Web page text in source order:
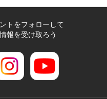
トをフォローして
報を受け取ろう